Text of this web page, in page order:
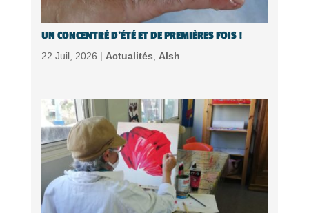
UN CONCENTRÉ D’ÉTÉ ET DE PREMIÈRES FOIS !
22 Juil, 2026 | Actualités, Alsh